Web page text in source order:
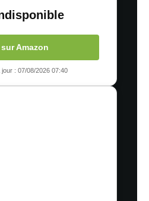
Amazon
jour : 07/08/2026 07:40